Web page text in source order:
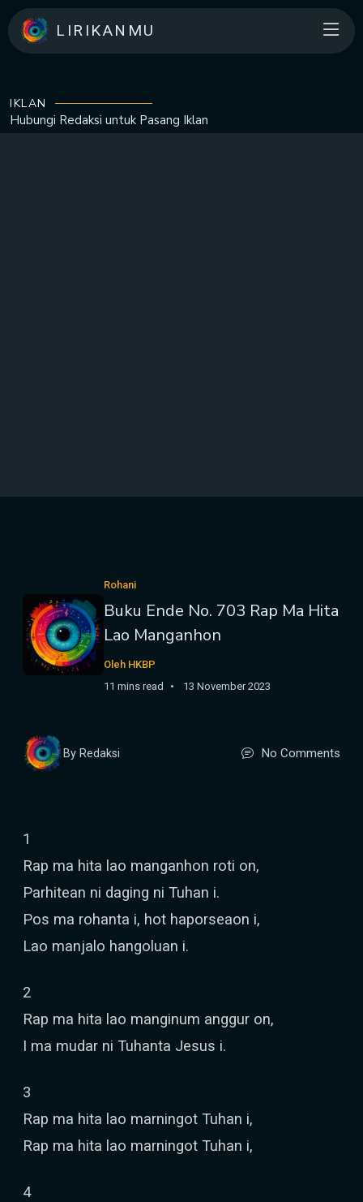
LIRIKANMU
IKLAN
Hubungi Redaksi untuk Pasang Iklan
Rohani
Buku Ende No. 703 Rap Ma Hita
Lao Manganhon
Oleh HKBP
11 mins read
13 November 2023
By Redaksi No Comments
1
Rap ma hita lao manganhon roti on,
Parhitean ni daging ni Tuhan i.
Pos ma rohanta i, hot haporseaon i,
Lao manjalo hangoluan i.
2
Rap ma hita lao manginum anggur on,
I ma mudar ni Tuhanta Jesus i.
3
Rap ma hita lao marningot Tuhan i,
Rap ma hita lao marningot Tuhan i,
4